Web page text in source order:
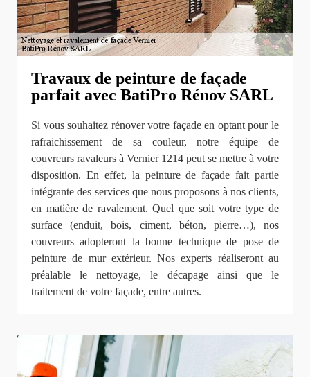
Travaux de peinture de façade
parfait avec BatiPro Rénov SARL
Si vous souhaitez rénover votre façade en optant pour le
rafraichissement de sa couleur, notre équipe de
couvreurs ravaleurs à Vernier 1214 peut se mettre à votre
disposition. En effet, la peinture de façade fait partie
intégrante des services que nous proposons à nos clients,
en matière de ravalement. Quel que soit votre type de
surface (enduit, bois, ciment, béton, pierre…), nos
couvreurs adopteront la bonne technique de pose de
peinture de mur extérieur. Nos experts réaliseront au
préalable le nettoyage, le décapage ainsi que le
traitement de votre façade, entre autres.